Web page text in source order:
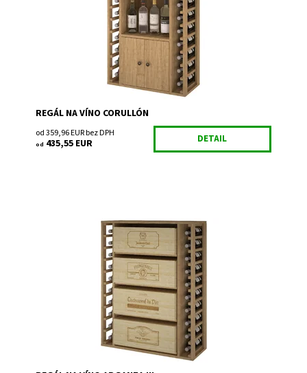
EX2521
Expovinalia
2 roky
REGÁL NA VÍNO CORULLÓN
od 359,96 EUR bez DPH
od 435,55 EUR DETAIL
Drevený regál na uskladnenie vína.
Do 3 týdnů
EX2542
Expovinalia
2 roky